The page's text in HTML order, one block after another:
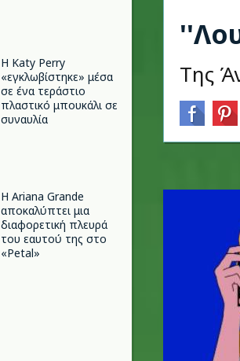
H Katy Perry
«εγκλωβίστηκε» μέσα
σε ένα τεράστιο
πλαστικό μπουκάλι σε
συναυλία
Η Ariana Grande
αποκαλύπτει μια
διαφορετική πλευρά
του εαυτού της στο
«Petal»
Της